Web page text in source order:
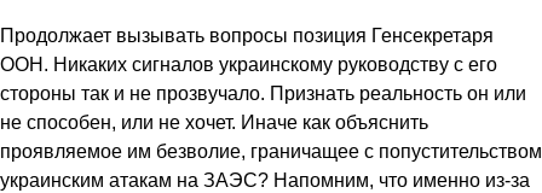
Продолжает вызывать вопросы позиция Генсекретаря
ООН. Никаких сигналов украинскому руководству с его
стороны так и не прозвучало. Признать реальность он или
не способен, или не хочет. Иначе как объяснить
проявляемое им безволие, граничащее с попустительством
украинским атакам на ЗАЭС? Напомним, что именно из-за